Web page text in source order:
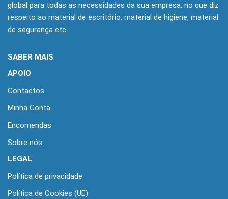
global para todas as necessidades da sua empresa, no que diz
respeito ao material de escritório, material de higiene, material
de segurança etc.
SABER MAIS
APOIO
Contactos
Minha Conta
Encomendas
Sobre nós
LEGAL
Política de privacidade
Política de Cookies (UE)